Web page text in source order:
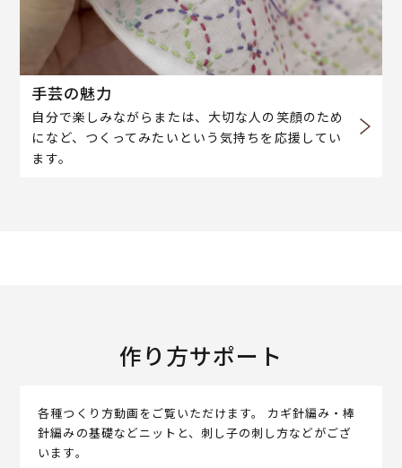
手芸の魅力
自分で楽しみながらまたは、大切な人の笑顔のため
になど、つくってみたいという気持ちを応援してい
ます。
作り方サポート
各種つくり方動画をご覧いただけます。 カギ針編み・棒
針編みの基礎などニットと、刺し子の刺し方などがござ
います。